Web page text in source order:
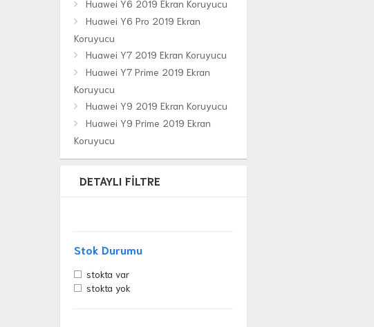
Huawei Y6 2019 Ekran Koruyucu
Huawei Y6 Pro 2019 Ekran
Koruyucu
Huawei Y7 2019 Ekran Koruyucu
Huawei Y7 Prime 2019 Ekran
Koruyucu
Huawei Y9 2019 Ekran Koruyucu
Huawei Y9 Prime 2019 Ekran
Koruyucu
DETAYLI FILTRE
Stok Durumu
stokta var
stokta yok